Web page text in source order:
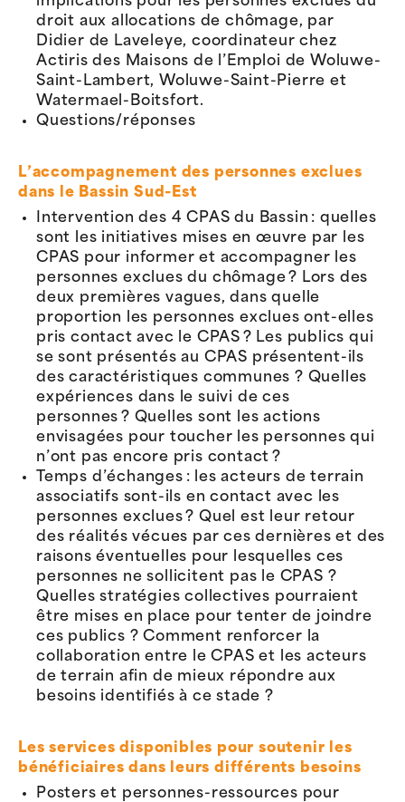
droit aux allocations de chômage, par
Didier de Laveleye, coordinateur chez
Actiris des Maisons de l’Emploi de Woluwe-
Saint-Lambert, Woluwe-Saint-Pierre et
Watermael-Boitsfort.
Questions/réponses
L’accompagnement des personnes exclues
dans le Bassin Sud-Est
Intervention des 4 CPAS du Bassin : quelles
sont les initiatives mises en œuvre par les
CPAS pour informer et accompagner les
personnes exclues du chômage ? Lors des
deux premières vagues, dans quelle
proportion les personnes exclues ont-elles
pris contact avec le CPAS ? Les publics qui
se sont présentés au CPAS présentent-ils
des caractéristiques communes ? Quelles
expériences dans le suivi de ces
personnes ? Quelles sont les actions
envisagées pour toucher les personnes qui
n’ont pas encore pris contact ?
Temps d’échanges : les acteurs de terrain
associatifs sont-ils en contact avec les
personnes exclues ? Quel est leur retour
des réalités vécues par ces dernières et des
raisons éventuelles pour lesquelles ces
personnes ne sollicitent pas le CPAS ?
Quelles stratégies collectives pourraient
être mises en place pour tenter de joindre
ces publics ? Comment renforcer la
collaboration entre le CPAS et les acteurs
de terrain afin de mieux répondre aux
besoins identifiés à ce stade ?
Les services disponibles pour soutenir les
bénéficiaires dans leurs différents besoins
Posters et personnes-ressources pour